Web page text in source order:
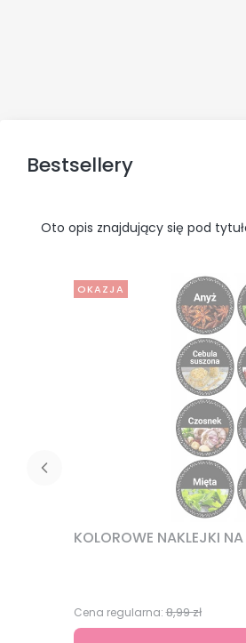
Bestsellery
Oto opis znajdujący się pod
OKAZJA
KOLOROWE NAKLEJKI
Cena regularna: 8,99 zł